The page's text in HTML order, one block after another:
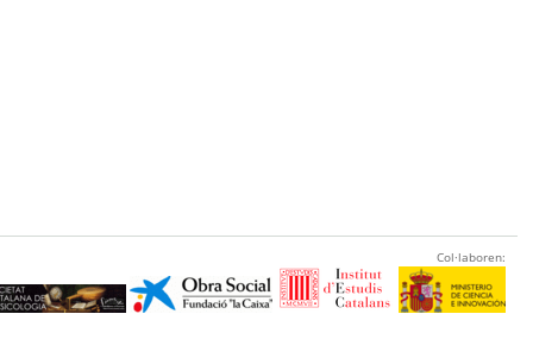
Col·laboren: